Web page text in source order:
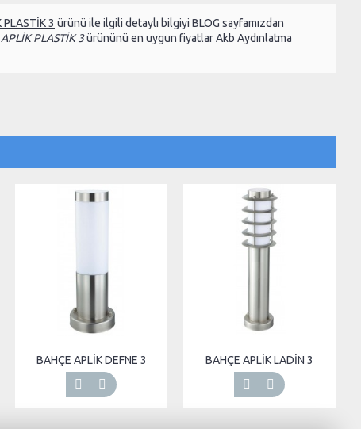
PLASTİK 3 ürünü ile ilgili detaylı bilgiyi BLOG sayfamızdan
PLASTİK 3ürününü en uygun fiyatlar Akb Aydınlatma
BAHÇE APLİK DEFNE 3 BAHÇE APLİK LADİN 3